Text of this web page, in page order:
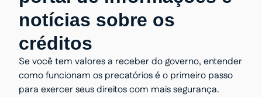
notícias sobre os
créditos
Se você tem valores a receber do governo, entender
como funcionam os precatórios é o primeiro passo
para exercer seus direitos com mais segurança.